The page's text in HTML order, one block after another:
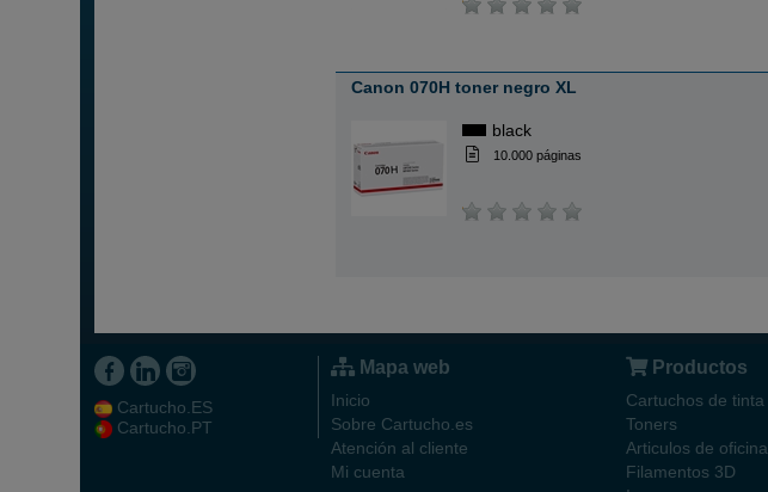
Canon 070H toner negro XL
black
10.000 páginas
Cartucho.ES
Cartucho.PT
Mapa web
Inicio
Sobre Cartucho.es
Atención al cliente
Mi cuenta
Productos
Cartuchos de tinta
Toners
Articulos de oficina
Filamentos 3D